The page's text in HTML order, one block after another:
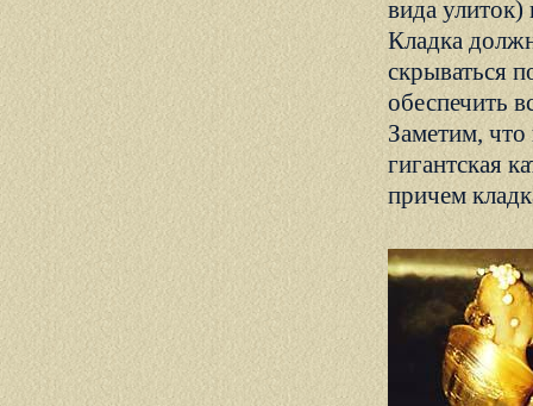
вида улиток)
Кладка
скрываться
обеспечить
Заметим,
гигантская
причем